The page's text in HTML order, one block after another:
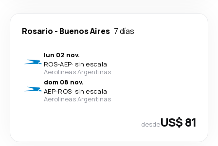
Rosario - Buenos Aires 7 días
lun 02 nov.
ROS-AEP· sin escala
Aerolineas Argentinas
dom 08 nov.
AEP-ROS· sin escala
Aerolineas Argentinas
desdeUS$ 81